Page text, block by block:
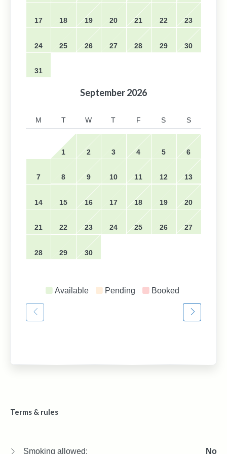
17 18 19 20 21 22 23
24 25 26 27 28 29 30
31
September2026
M T W T F S S
1 2 3 4 5 6
7 8 9 10 11 12 13
14 15 16 17 18 19 20
21 22 23 24 25 26 27
28 29 30
Available Pending Booked
Terms & rules
Smoking allowed: No